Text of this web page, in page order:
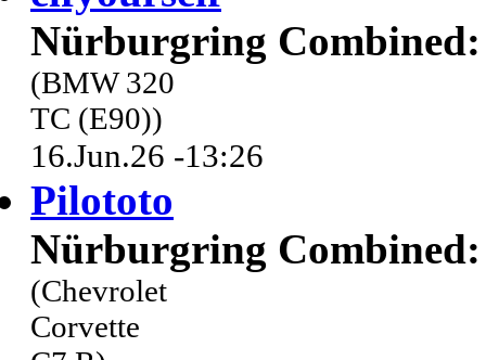
Nürburgring Combined:
(BMW 320
TC (E90))
16.Jun.26 -13:26
Pilototo
Nürburgring Combined:
(Chevrolet
Corvette